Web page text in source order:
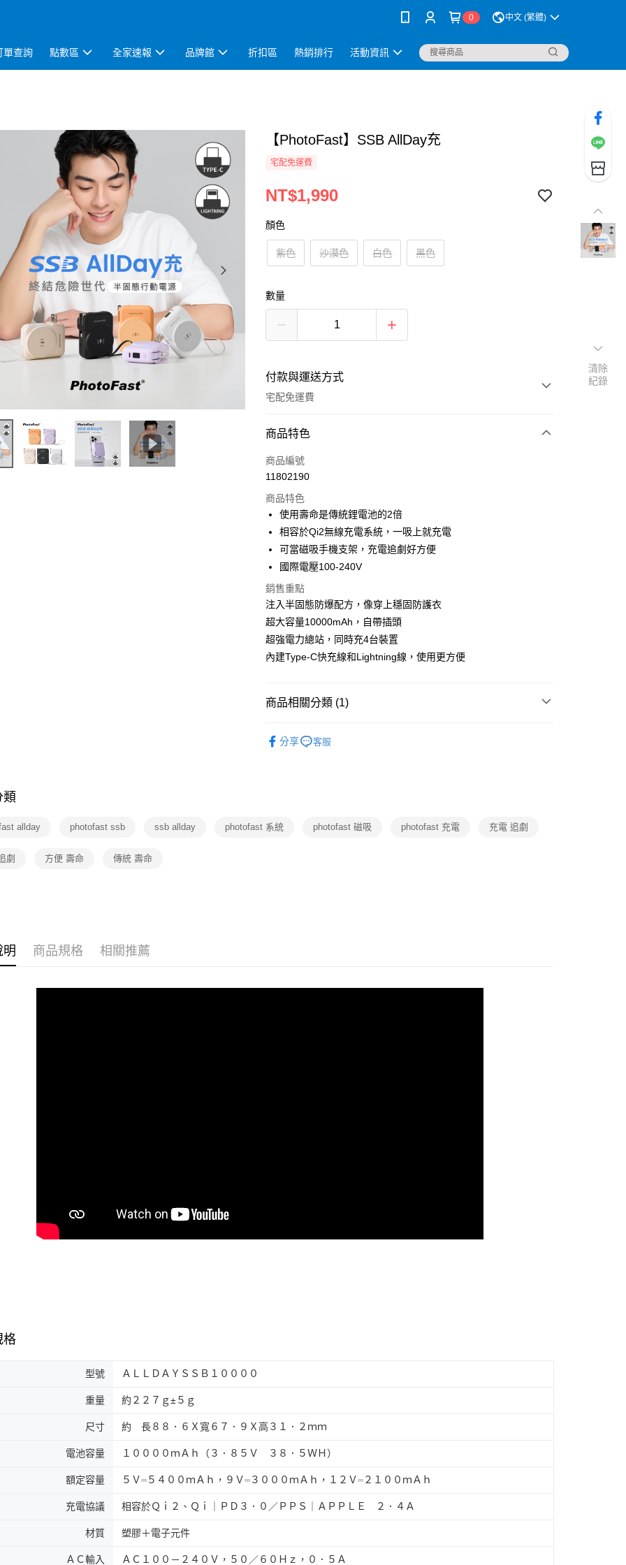
0 中文 (繁體)
單查詢 點數區 全家速報 品牌館 折扣區 熱銷排行 活動資訊
【PhotoFast】SSB AllDay充
宅配免運費
NT$1,990
顏色
紫色 沙漠色 白色 黑色
數量
付款與運送方式
宅配免運費
付款方式
全家線上支付
運送方式
本島宅配-活動商品
免運費
離島宅配-常溫商品
免運費
商品特色
商品編號
11802190
商品特色
使用壽命是傳統鋰電池的2倍
相容於Qi2無線充電系統，一吸上就充電
可當磁吸手機支架，充電追劇好方便
國際電壓100-240V
銷售重點
注入半固態防爆配方，像穿上穩固防護衣
超大容量10000mAh，自帶插頭
超強電力總站，同時充4台裝置
內建Type-C快充線和Lightning線，使用更方便
商品相關分類 (1)
分享
客服
類
allday photofast ssb ssb allday photofast 系統 photofast 磁吸 photofast 充電 充電 追劇
劇 方便 壽命 傳統 壽命
明 商品規格 相關推薦
格
型號 ＡＬＬＤＡＹＳＳＢ１００００
重量 約２２７ｇ±５ｇ
尺寸 約 長８８．６Ｘ寬６７．９Ｘ高３１．２ｍｍ
電池容量 １００００ｍＡｈ（３．８５Ｖ ３８．５ＷＨ）
額定容量 ５Ｖ⎓５４００ｍＡｈ，９Ｖ⎓３０００ｍＡｈ，１２Ｖ⎓２１００ｍＡｈ
充電協議 相容於Ｑｉ２、Ｑｉ｜ＰＤ３．０／ＰＰＳ｜ＡＰＰＬＥ ２．４Ａ
材質 塑膠＋電子元件
ＡＣ輸入 ＡＣ１００－２４０Ｖ，５０／６０Ｈｚ，０．５Ａ
清除
紀錄